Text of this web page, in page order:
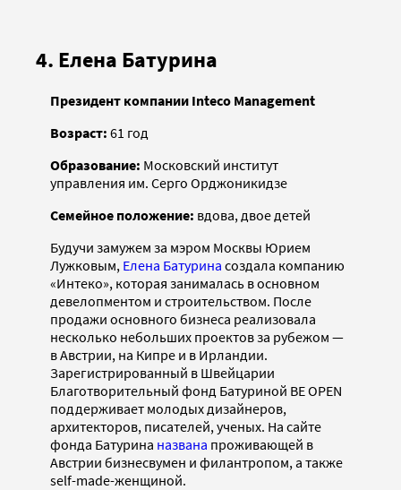
4. Елена Батурина
Президент компании Inteco Management
Возраст: 61 год
Образование: Московский институт
управления им. Серго Орджоникидзе
Семейное положение: вдова, двое детей
Будучи замужем за мэром Москвы Юрием
Лужковым, Елена Батурина создала компанию
«Интеко», которая занималась в основном
девелопментом и строительством. После
продажи основного бизнеса реализовала
несколько небольших проектов за рубежом —
в Австрии, на Кипре и в Ирландии.
Зарегистрированный в Швейцарии
Благотворительный фонд Батуриной BE OPEN
поддерживает молодых дизайнеров,
архитекторов, писателей, ученых. На сайте
фонда Батурина названа проживающей в
Австрии бизнесвумен и филантропом, а также
self-made-женщиной.